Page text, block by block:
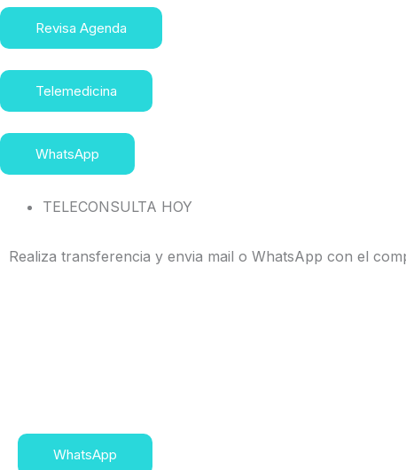
Revisa Agenda
Telemedicina
WhatsApp
TELECONSULTA HOY
Realiza transferencia y envia mail o WhatsApp con el
WhatsApp